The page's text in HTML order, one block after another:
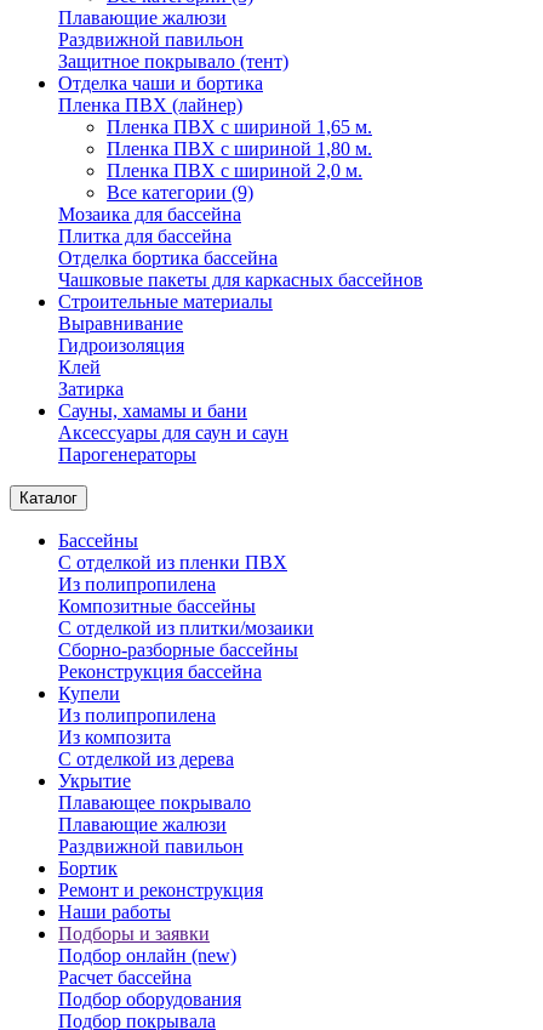
Плавающие жалюзи
Раздвижной павильон
Защитное покрывало (тент)
Отделка чаши и бортика
Пленка ПВХ (лайнер)
Пленка ПВХ с шириной 1,65 м.
Пленка ПВХ с шириной 1,80 м.
Пленка ПВХ с шириной 2,0 м.
Все категории (9)
Мозаика для бассейна
Плитка для бассейна
Отделка бортика бассейна
Чашковые пакеты для каркасных бассейнов
Строительные материалы
Выравнивание
Гидроизоляция
Клей
Затирка
Сауны, хамамы и бани
Аксессуары для саун и саун
Парогенераторы
Каталог
Бассейны
С отделкой из пленки ПВХ
Из полипропилена
Композитные бассейны
С отделкой из плитки/мозаики
Сборно-разборные бассейны
Реконструкция бассейна
Купели
Из полипропилена
Из композита
С отделкой из дерева
Укрытие
Плавающее покрывало
Плавающие жалюзи
Раздвижной павильон
Бортик
Ремонт и реконструкция
Наши работы
Подборы и заявки
Подбор онлайн (new)
Расчет бассейна
Подбор оборудования
Подбор покрывала